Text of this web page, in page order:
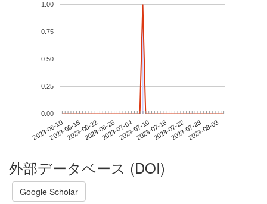
2023-06-102023-06-162023-06-222023-06-282023-07-042023-07-102023-07-162023-07-222023-07-282023-08-03
0.00
0.25
0.50
0.75
1.00
外部データベース (DOI)
Google Scholar